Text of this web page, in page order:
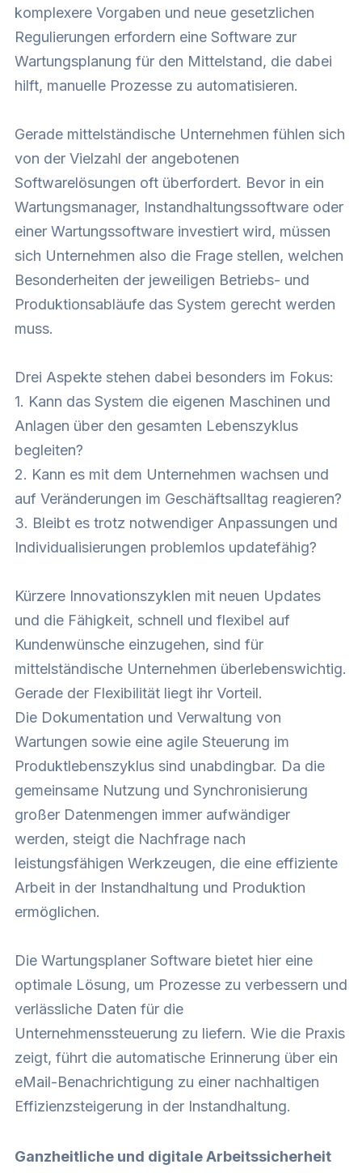
komplexere Vorgaben und neue gesetzlichen
Regulierungen erfordern eine Software zur
Wartungsplanung für den Mittelstand, die dabei
hilft, manuelle Prozesse zu automatisieren.
Gerade mittelständische Unternehmen fühlen sich
von der Vielzahl der angebotenen
Softwarelösungen oft überfordert. Bevor in ein
Wartungsmanager, Instandhaltungssoftware oder
einer Wartungssoftware investiert wird, müssen
sich Unternehmen also die Frage stellen, welchen
Besonderheiten der jeweiligen Betriebs- und
Produktionsabläufe das System gerecht werden
muss.
Drei Aspekte stehen dabei besonders im Fokus:
1. Kann das System die eigenen Maschinen und
Anlagen über den gesamten Lebenszyklus
begleiten?
2. Kann es mit dem Unternehmen wachsen und
auf Veränderungen im Geschäftsalltag reagieren?
3. Bleibt es trotz notwendiger Anpassungen und
Individualisierungen problemlos updatefähig?
Kürzere Innovationszyklen mit neuen Updates
und die Fähigkeit, schnell und flexibel auf
Kundenwünsche einzugehen, sind für
mittelständische Unternehmen überlebenswichtig.
Gerade der Flexibilität liegt ihr Vorteil.
Die Dokumentation und Verwaltung von
Wartungen sowie eine agile Steuerung im
Produktlebenszyklus sind unabdingbar. Da die
gemeinsame Nutzung und Synchronisierung
großer Datenmengen immer aufwändiger
werden, steigt die Nachfrage nach
leistungsfähigen Werkzeugen, die eine effiziente
Arbeit in der Instandhaltung und Produktion
ermöglichen.
Die Wartungsplaner Software bietet hier eine
optimale Lösung, um Prozesse zu verbessern und
verlässliche Daten für die
Unternehmenssteuerung zu liefern. Wie die Praxis
zeigt, führt die automatische Erinnerung über ein
eMail-Benachrichtigung zu einer nachhaltigen
Effizienzsteigerung in der Instandhaltung.
Ganzheitliche und digitale Arbeitssicherheit